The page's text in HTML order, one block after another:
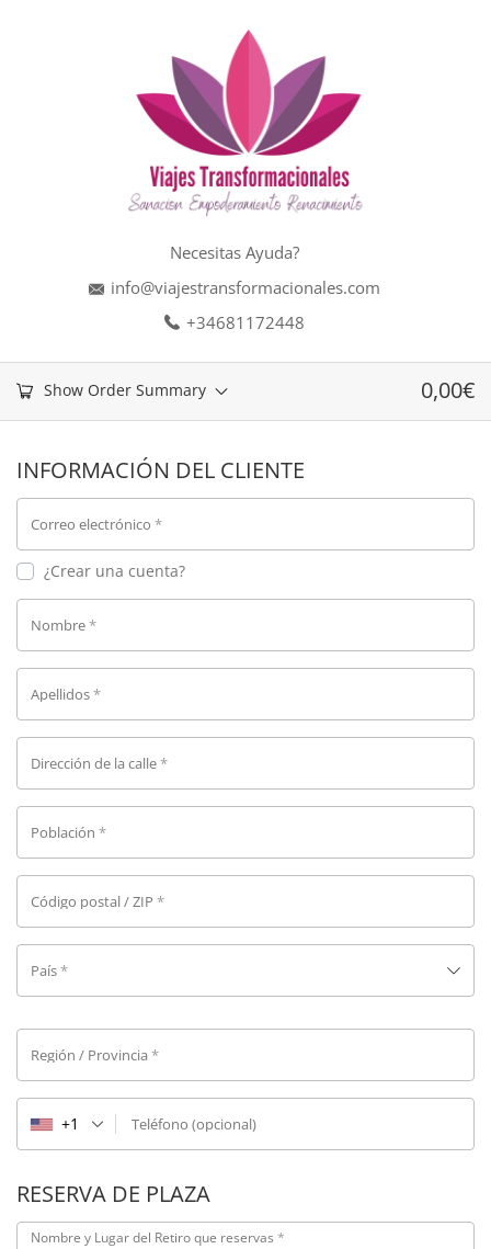
Necesitas Ayuda?
info@viajestransformacionales.com
+34681172448
Show Order Summary 0,00€
INFORMACIÓN DEL CLIENTE
Correo electrónico *
¿Crear una cuenta?
Nombre*
Apellidos*
Dirección de la calle*
Población *
Código postal / ZIP *
País*
Región / Provincia *
Teléfono (opcional)
+1
RESERVA DE PLAZA
Nombre y Lugar del Retiro que reservas *